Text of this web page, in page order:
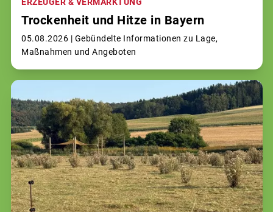
ERZEUGER & VERMARKTUNG
Trockenheit und Hitze in Bayern
05.08.2026 | Gebündelte Informationen zu Lage,
Maßnahmen und Angeboten